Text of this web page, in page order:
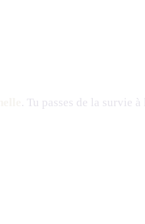
. Tu passes de la survie